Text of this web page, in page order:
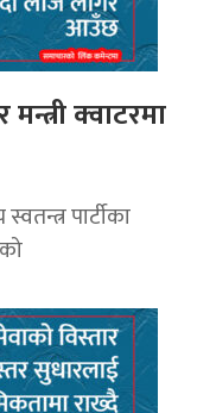
मन्त्री क्वाटरमा
पार्टीका